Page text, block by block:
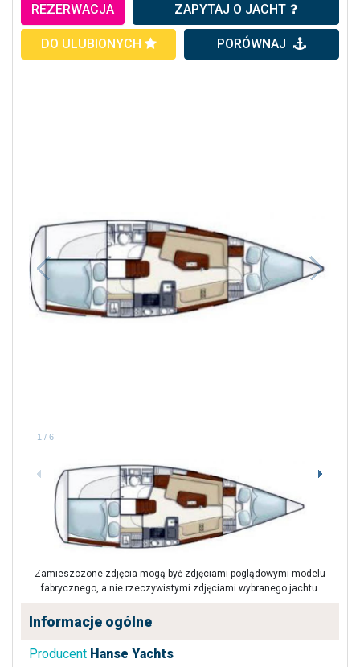
REZERWACJA ZAPYTAJ O JACHT
DO ULUBIONYCH PORÓWNAJ
1 / 6
Zamieszczone zdjęcia mogą być zdjęciami poglądowymi modelu
fabrycznego, a nie rzeczywistymi zdjęciami wybranego jachtu.
Informacje ogólne
Producent Hanse Yachts